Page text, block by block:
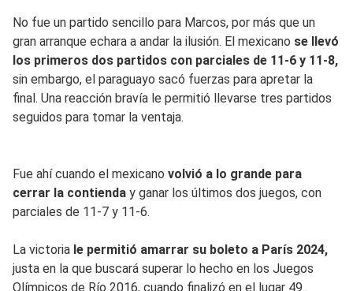
No fue un partido sencillo para Marcos, por más que un
gran arranque echara a andar la ilusión. El mexicano se llevó
los primeros dos partidos con parciales de 11-6 y 11-8,
sin embargo, el paraguayo sacó fuerzas para apretar la
final. Una reacción bravía le permitió llevarse tres partidos
seguidos para tomar la ventaja.
Fue ahí cuando el mexicano volvió a lo grande para
cerrar la contienda y ganar los últimos dos juegos, con
parciales de 11-7 y 11-6.
La victoria le permitió amarrar su boleto a París 2024,
justa en la que buscará superar lo hecho en los Juegos
Olímpicos de Río 2016, cuando finalizó en el lugar 49.